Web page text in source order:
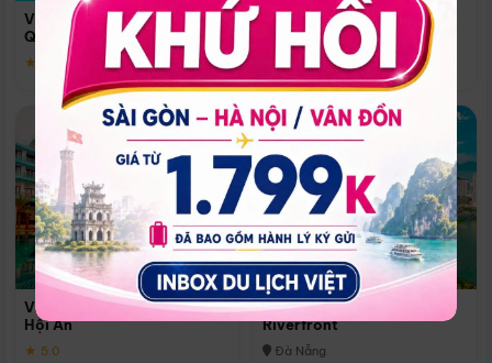
Vinpearl Resort & Spa Phu
Quoc
★ 5.0
Quoc
Phú Quốc
★ 5.0
Vinpearl Resort & Golf Nam
Hội An
★ 5.0
Melia Vinpearl Danang
Riverfront
Đà Nẵng